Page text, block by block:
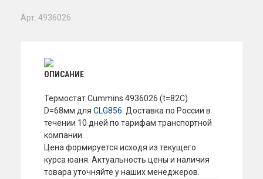
Арт. 4936026
ОПИСАНИЕ
Термостат Cummins 4936026 (t=82C)
D=68мм для CLG856 . Доставка по России в
течении 10 дней по тарифам транспортной
компании.
Цена формируется исходя из текущего
курса юаня. Актуальность цены и наличия
товара уточняйте у наших менеджеров.